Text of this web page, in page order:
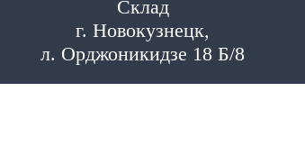
Склад
г. Новокузнецк,
л. Орджоникидзе 18 Б/8